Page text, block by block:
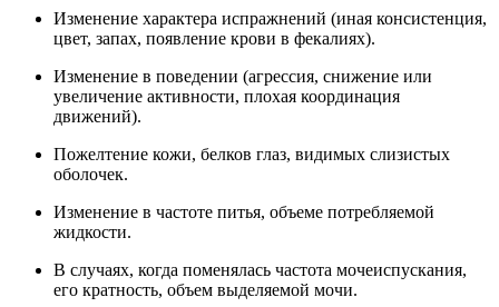
Изменение характера испражнений (иная консистенция,
цвет, запах, появление крови в фекалиях).
Изменение в поведении (агрессия, снижение или
увеличение активности, плохая координация
движений).
Пожелтение кожи, белков глаз, видимых слизистых
оболочек.
Изменение в частоте питья, объеме потребляемой
жидкости.
В случаях, когда поменялась частота мочеиспускания,
его кратность, объем выделяемой мочи.